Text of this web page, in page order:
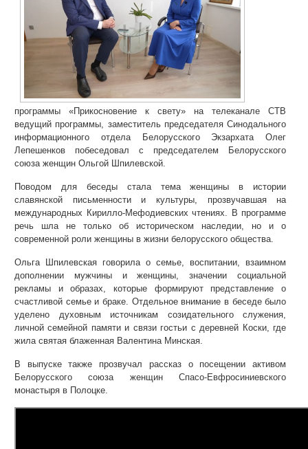
программы «Прикосновение к свету» на телеканале СТВ
ведущий программы, заместитель председателя Синодального
информационного отдела Белорусского Экзархата Олег
Лепешенков побеседовал с председателем Белорусского
союза женщин Ольгой Шпилевской.
Поводом для беседы стала тема женщины в истории
славянской письменности и культуры, прозвучавшая на
международных Кирилло-Мефодиевских чтениях. В программе
речь шла не только об историческом наследии, но и о
современной роли женщины в жизни белорусского общества.
Ольга Шпилевская говорила о семье, воспитании, взаимном
дополнении мужчины и женщины, значении социальной
рекламы и образах, которые формируют представление о
счастливой семье и браке. Отдельное внимание в беседе было
уделено духовным источникам созидательного служения,
личной семейной памяти и связи гостьи с деревней Коски, где
жила святая блаженная Валентина Минская.
В выпуске также прозвучал рассказ о посещении активом
Белорусского союза женщин Спасо-Евфросиниевского
монастыря в Полоцке.